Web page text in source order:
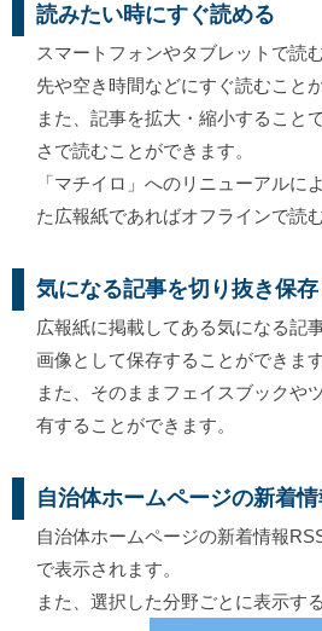
読みたい時にすぐ読める
スマートフォンやタブレットで読
先や空き時間などにすぐ読むこと
また、記事を拡大・縮小すること
さで読むことができます。
「マチイロ」へのリニューアルに
た広報紙であればオフラインで読
気になる記事を切り抜き保
広報紙に掲載してある気になる記
画像として保存することができます
また、そのままフェイスブックや
有することができます。
自治体ホームページの新着
自治体ホームページの新着情報
で表示されます。
また、選択した分野ごとに表示す